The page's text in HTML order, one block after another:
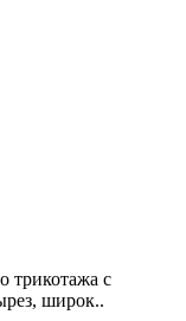
трикотажа с
широк..